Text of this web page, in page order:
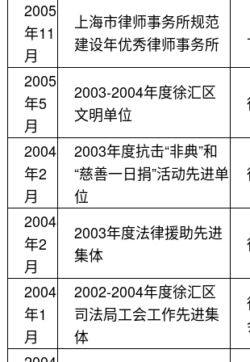
2005
年11
月
上海市律师事务所规范
建设年优秀律师事务所
2005
年5
月
2003-2004年度徐汇区
文明单位
2004
年2
月
2003年度抗击“非典”和
“慈善一日捐”活动先进单
位
2004
年2
月
2003年度法律援助先进
集体
2004
年1
月
2002-2004年度徐汇区
司法局工会工作先进集
体